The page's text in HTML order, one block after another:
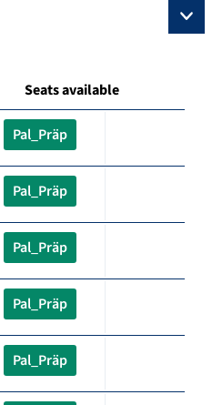
Seats available
Pal_Präp
Pal_Präp
Pal_Präp
Pal_Präp
Pal_Präp